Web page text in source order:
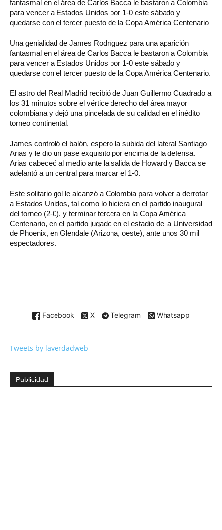
fantasmal en el área de Carlos Bacca le bastaron a Colombia
para vencer a Estados Unidos por 1-0 este sábado y
quedarse con el tercer puesto de la Copa América Centenario
Una genialidad de James Rodríguez para una aparición
fantasmal en el área de Carlos Bacca le bastaron a Colombia
para vencer a Estados Unidos por 1-0 este sábado y
quedarse con el tercer puesto de la Copa América Centenario.
El astro del Real Madrid recibió de Juan Guillermo Cuadrado a
los 31 minutos sobre el vértice derecho del área mayor
colombiana y dejó una pincelada de su calidad en el inédito
torneo continental.
James controló el balón, esperó la subida del lateral Santiago
Arias y le dio un pase exquisito por encima de la defensa.
Arias cabeceó al medio ante la salida de Howard y Bacca se
adelantó a un central para marcar el 1-0.
Este solitario gol le alcanzó a Colombia para volver a derrotar
a Estados Unidos, tal como lo hiciera en el partido inaugural
del torneo (2-0), y terminar tercera en la Copa América
Centenario, en el partido jugado en el estadio de la Universidad
de Phoenix, en Glendale (Arizona, oeste), ante unos 30 mil
espectadores.
Facebook X Telegram Whatsapp
Tweets by laverdadweb
Publicidad